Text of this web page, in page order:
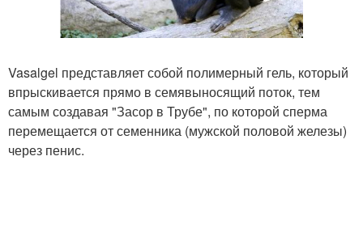
Vasalgel представляет собой полимерный гель, который
впрыскивается прямо в семявыносящий поток, тем
самым создавая "Засор в Трубе", по которой сперма
перемещается от семенника (мужской половой железы)
через пенис.